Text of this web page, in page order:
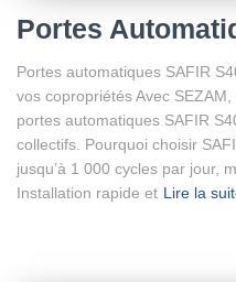
Portes
Portes automatiques SAFIR
vos copropriétés Avec
portes automatiques SAFIR
collectifs. Pourquoi choisir
jusqu’à 1 000 cycles par jour,
Installation rapide et Lire la